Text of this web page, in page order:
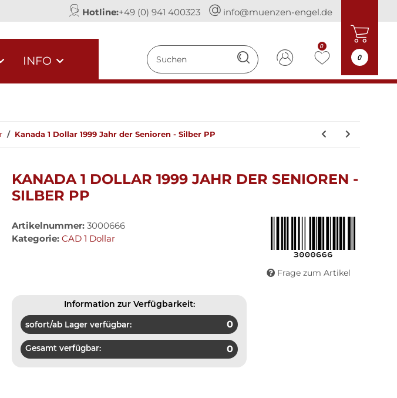
Hotline:+49 (0) 941 400323 info@muenzen-engel.de
0
0
INFO
Kanada 1 Dollar 1999 Jahr der Senioren - Silber PP
KANADA 1 DOLLAR 1999 JAHR DER SENIOREN -
SILBER PP
Artikelnummer: 3000666
Kategorie: CAD 1 Dollar
Frage zum Artikel
Information zur Verfügbarkeit:
sofort/ab Lager verfügbar: 0
Gesamt verfügbar: 0